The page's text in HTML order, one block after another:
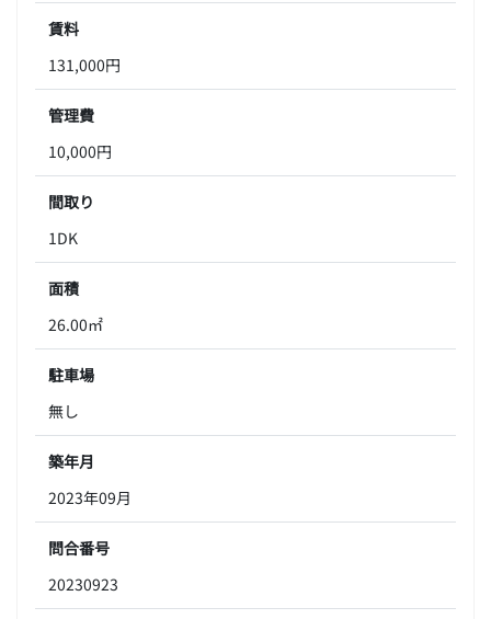
賃料
131,000円
管理費
10,000円
間取り
1DK
面積
26.00㎡
駐車場
無し
築年月
2023年09月
問合番号
20230923